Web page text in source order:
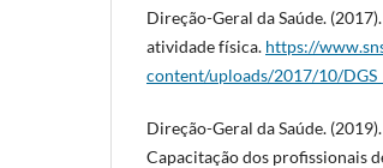
Direção-Geral da Saúde.
atividade física. https://
content/uploads/2017/10/
Direção-Geral da Saúde.
Capacitação dos profissionais